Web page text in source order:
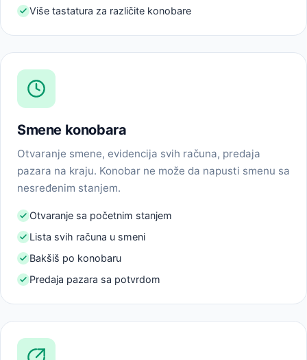
Više tastatura za različite konobare
Smene konobara
Otvaranje smene, evidencija svih računa, predaja
pazara na kraju. Konobar ne može da napusti smenu sa
nesređenim stanjem.
Otvaranje sa početnim stanjem
Lista svih računa u smeni
Bakšiš po konobaru
Predaja pazara sa potvrdom